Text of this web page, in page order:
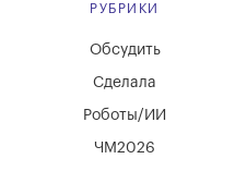
РУБРИКИ
Обсудить
Сделала
Роботы/ИИ
ЧМ2026